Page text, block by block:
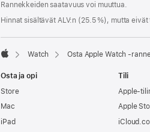
Rannekkeiden saatavuus voi muuttua.
Hinnat sisältävät ALV:n (25.5 %), mutta
Watch Osta Apple Watch
Osta ja opi
Store
Mac
iPad
Tili
Apple-
Apple